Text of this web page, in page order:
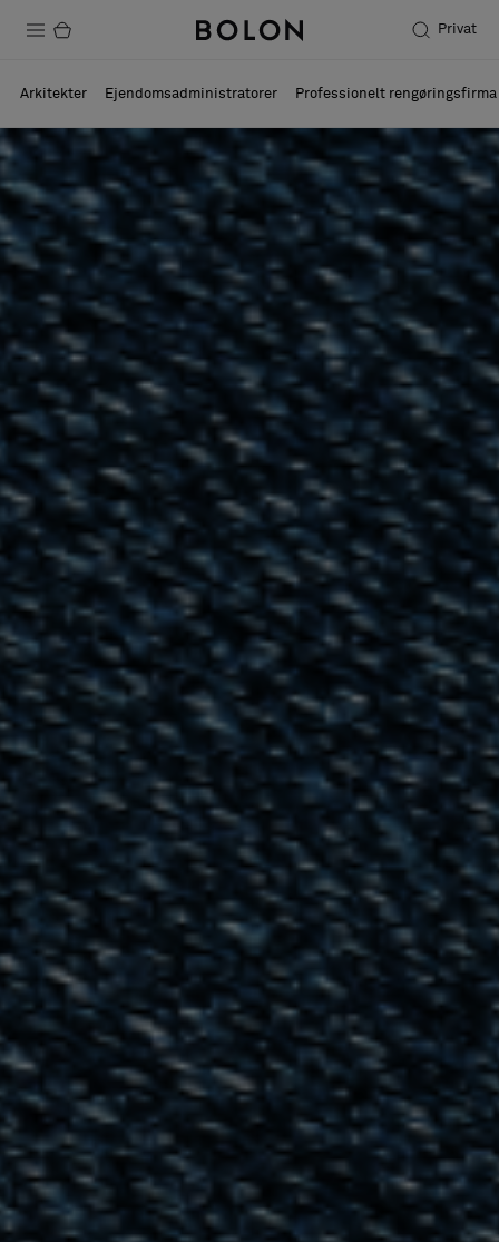
Privat
Produkter
Projekter
Bæredygtighed
Installation
Vedligeholdelse
Designersamarbejder
Stories
Om os
Kontakt
Pattern Tile Tool
Image & Material Bank
Vælg land
Arkitekter Ejendomsadministratorer Professionelt rengøringsfirma